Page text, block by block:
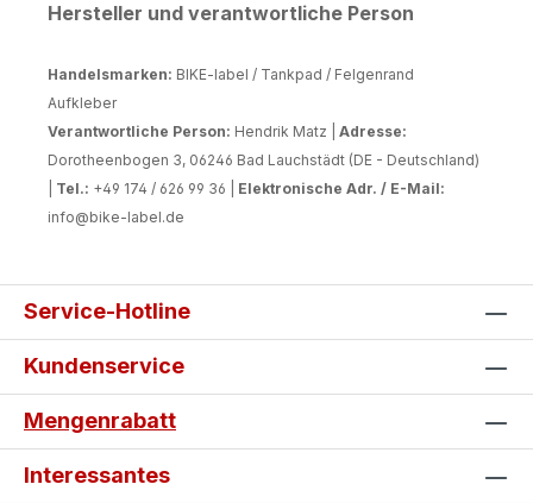
Hersteller und verantwortliche Person
Handelsmarken: BIKE-label / Tankpad / Felgenrand
Aufkleber
Verantwortliche Person: Hendrik Matz | Adresse:
Dorotheenbogen 3, 06246 Bad Lauchstädt (DE - Deutschland)
Tel.: +49 174 / 626 99 36 | Elektronische Adr. / E-Mail:
info@bike-label.de
Service-Hotline
Kundenservice
Mengenrabatt
Interessantes